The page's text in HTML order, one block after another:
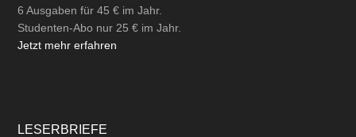
6 Ausgaben für 45 € im Jahr.
Studenten-Abo nur 25 € im Jahr.
Jetzt mehr erfahren
LESERBRIEFE